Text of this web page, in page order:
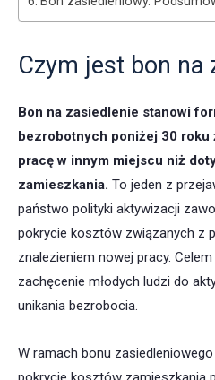
Czym jest bon na
Bon na zasiedlenie stanowi
bezrobotnych poniżej 30 roku
pracę w innym miejscu niż
zamieszkania. To jeden z
państwo polityki aktywizacji
pokrycie kosztów związanych z
znalezieniem nowej pracy.
zachęcenie młodych ludzi do
unikania bezrobocia.
W ramach bonu